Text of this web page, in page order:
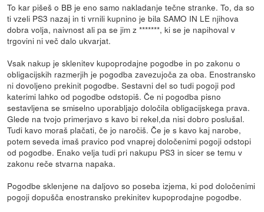
To kar pišeš o BB je eno samo nakladanje tečne stranke. To, da so
ti vzeli PS3 nazaj in ti vrnili kupnino je bila SAMO IN LE njihova
dobra volja, naivnost ali pa se jim z *******, ki se je napihoval v
trgovini ni več dalo ukvarjat.
Vsak nakup je sklenitev kupoprodajne pogodbe in po zakonu o
obligacijskih razmerjih je pogodba zavezujoča za oba. Enostransko
ni dovoljeno prekinit pogodbe. Sestavni del so tudi pogoji pod
katerimi lahko od pogodbe odstopiš. Če ni pogodba pisno
sestavljena se smiselno uporabljajo določila obligacijskega prava.
Glede na tvojo primerjavo s kavo bi rekel,da nisi dobro poslušal.
Tudi kavo moraš plačati, če jo naročiš. Če je s kavo kaj narobe,
potem seveda imaš pravico pod vnaprej določenimi pogoji odstopi
od pogodbe. Enako velja tudi pri nakupu PS3 in sicer se temu v
zakonu reče stvarna napaka.
Pogodbe sklenjene na daljovo so poseba izjema, ki pod določenimi
pogoji dopušča enostransko prekinitev kupoprodajne pogodbe.